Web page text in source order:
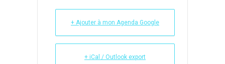
+ Ajouter à mon Agenda Google
+ iCal / Outlook export